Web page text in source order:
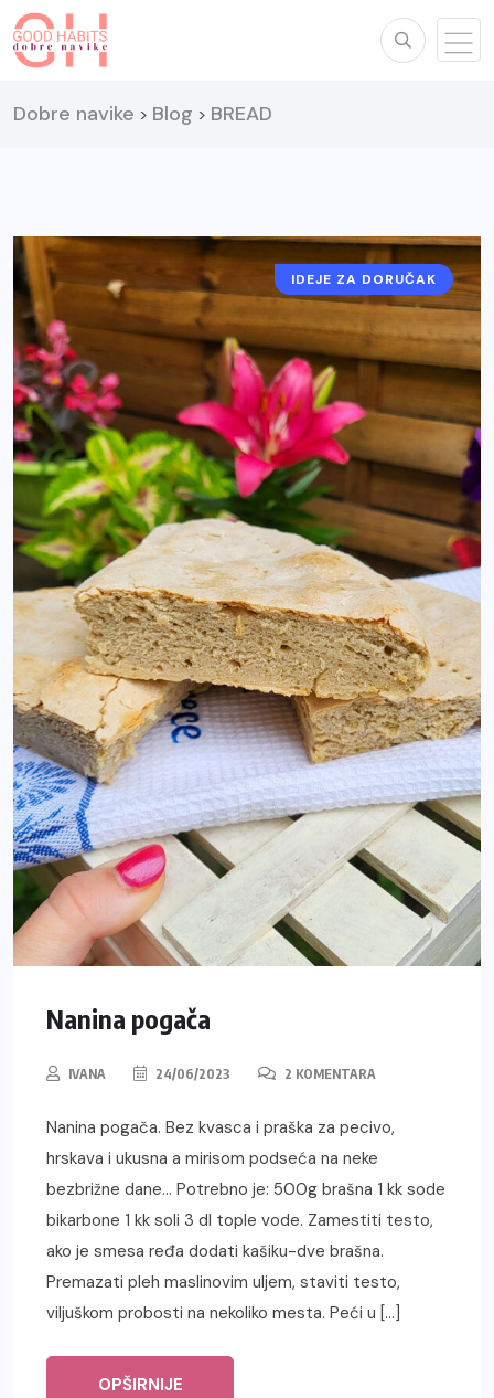
Dobre navike > Blog > BREAD
IDEJE ZA DORUČAK
Nanina pogača
IVANA 24/06/2023 2 KOMENTARA
Nanina pogača. Bez kvasca i praška za pecivo,
hrskava i ukusna a mirisom podseća na neke
bezbrižne dane… Potrebno je: 500g brašna 1 kk sode
bikarbone 1 kk soli 3 dl tople vode. Zamestiti testo,
ako je smesa ređa dodati kašiku-dve brašna.
Premazati pleh maslinovim uljem, staviti testo,
viljuškom probosti na nekoliko mesta. Peći u […]
OPŠIRNIJE